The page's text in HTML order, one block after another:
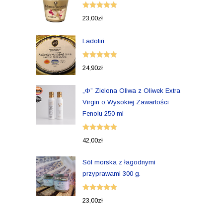
Oceniono
23,00zł
Ladotiri
Oceniono
24,90zł
„Φ” Zielona Oliwa z Oliwek Extra
Virgin o Wysokiej Zawartości
Fenolu 250 ml
Oceniono
42,00zł
Sól morska z łagodnymi
przyprawami 300 g.
Oceniono
23,00zł